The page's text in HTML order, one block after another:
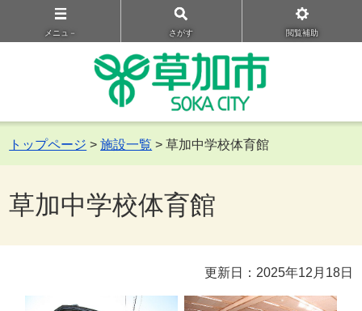
メニュ－ さがす 閲覧補助
トップページ >施設一覧 > 草加中学校体育館
草加中学校体育館
更新日：2025年12月18日